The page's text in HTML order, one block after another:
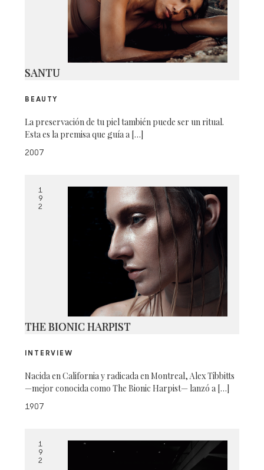
SANTU
BEAUTY
La preservación de tu piel también puede ser un ritual.
Esta es la premisa que guía a […]
2007
1
9
2
THE BIONIC HARPIST
INTERVIEW
Nacida en California y radicada en Montreal, Alex Tibbitts
—mejor conocida como The Bionic Harpist— lanzó a […]
1907
1
9
2